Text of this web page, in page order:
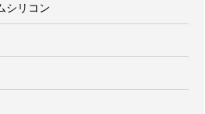
シリコン